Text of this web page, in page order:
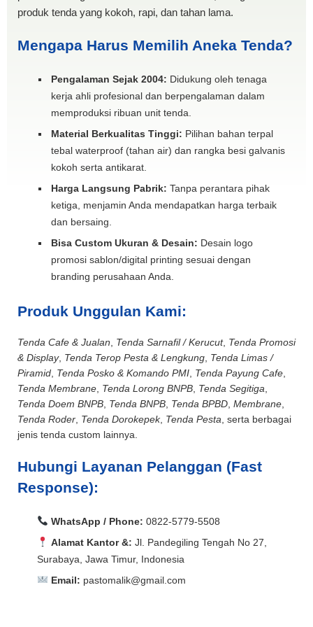
produk tenda yang kokoh, rapi, dan tahan lama.
Mengapa Harus Memilih Aneka Tenda?
Pengalaman Sejak 2004: Didukung oleh tenaga
kerja ahli profesional dan berpengalaman dalam
memproduksi ribuan unit tenda.
Material Berkualitas Tinggi: Pilihan bahan terpal
tebal waterproof (tahan air) dan rangka besi galvanis
kokoh serta antikarat.
Harga Langsung Pabrik: Tanpa perantara pihak
ketiga, menjamin Anda mendapatkan harga terbaik
dan bersaing.
Bisa Custom Ukuran & Desain: Desain logo
promosi sablon/digital printing sesuai dengan
branding perusahaan Anda.
Produk Unggulan Kami:
Tenda Cafe & Jualan Tenda Sarnafil / Kerucut, Tenda Promosi
& Display, Tenda Terop Pesta & Lengkung Tenda Limas /
Piramid Tenda Posko & Komando PMI Tenda Payung Cafe
Tenda Membrane Tenda Lorong BNPB Tenda Segitiga
Tenda Doem BNPB Tenda BNPB Tenda BPBD Membrane
Tenda Roder Tenda Dorokepek, Tenda Pesta , serta berbagai
jenis tenda custom lainnya.
Hubungi Layanan Pelanggan (Fast
Response):
WhatsApp / Phone: 0822-5779-5508
Alamat Kantor &: Jl. Pandegiling Tengah No 27,
Surabaya, Jawa Timur, Indonesia
Email: pastomalik@gmail.com